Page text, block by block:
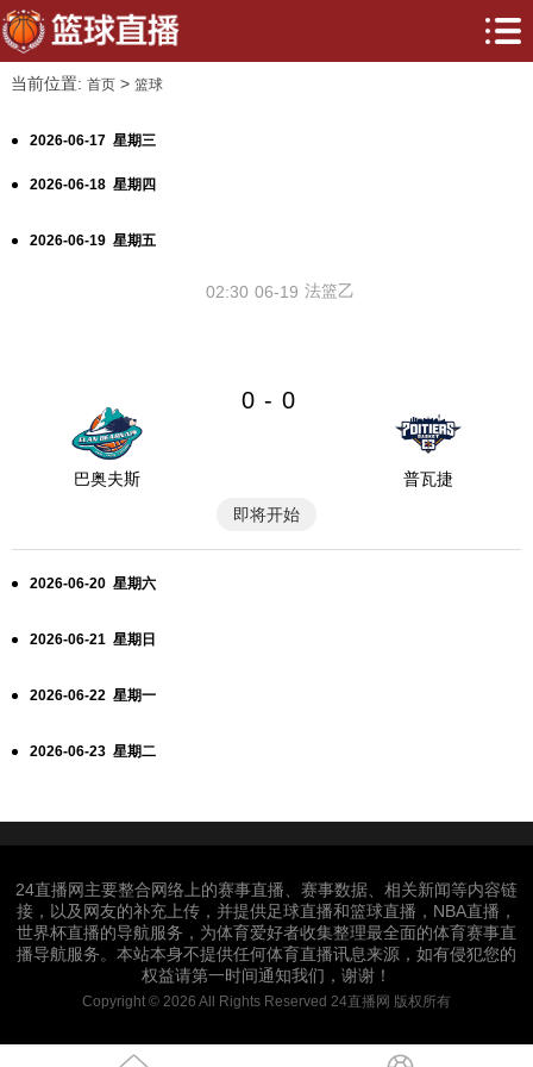
当前位置: 首页> 篮球
2026-06-17 星期三
2026-06-18 星期四
2026-06-19 星期五
06-19
02:30 法篮乙
巴奥夫斯
0 - 0
普瓦捷
即将开始
2026-06-20 星期六
2026-06-21 星期日
2026-06-22 星期一
2026-06-23 星期二
24直播网主要整合网络上的赛事直播、赛事数据、相关新闻等内容链
接，以及网友的补充上传，并提供足球直播和篮球直播，NBA直播，
世界杯直播的导航服务，为体育爱好者收集整理最全面的体育赛事直
播导航服务。本站本身不提供任何体育直播讯息来源，如有侵犯您的
权益请第一时间通知我们，谢谢！
Copyright © 2026 All Rights Reserved 24直播网 版权所有